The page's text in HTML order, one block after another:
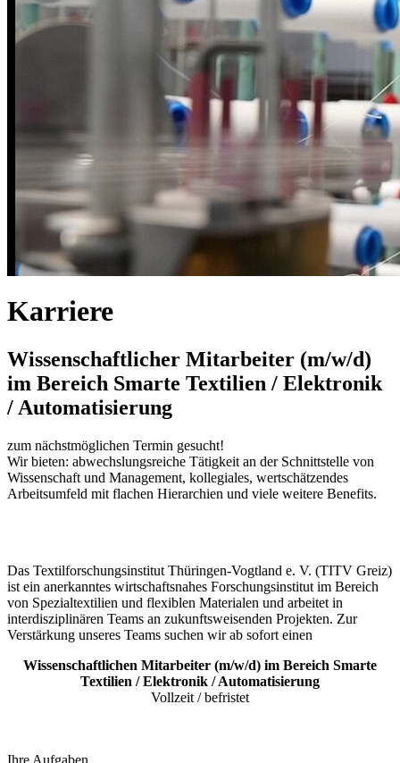
Karriere
Wissenschaftlicher Mitarbeiter (m/w/d)
im Bereich Smarte Textilien / Elektronik
/ Automatisierung
zum nächstmöglichen Termin gesucht!
Wir bieten: abwechslungsreiche Tätigkeit an der Schnittstelle von
Wissenschaft und Management, kollegiales, wertschätzendes
Arbeitsumfeld mit flachen Hierarchien und viele weitere Benefits.
Das Textilforschungsinstitut Thüringen-Vogtland e. V. (TITV Greiz)
ist ein anerkanntes wirtschaftsnahes Forschungsinstitut im Bereich
von Spezialtextilien und flexiblen Materialen und arbeitet in
interdisziplinären Teams an zukunftsweisenden Projekten. Zur
Verstärkung unseres Teams suchen wir ab sofort einen
Wissenschaftlichen Mitarbeiter (m/w/d) im Bereich Smarte
Textilien / Elektronik / Automatisierung
Vollzeit / befristet
Ihre Aufgaben